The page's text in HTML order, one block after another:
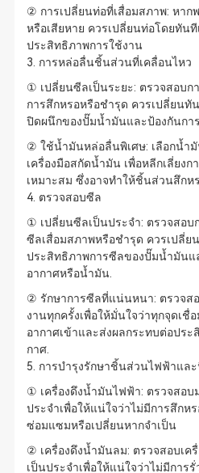
② การเปลี่ยนท่อที่เสื่อมสภาพ: หา
หรือเสียหาย ควรเปลี่ยนท่อโดยทัน
ประสิทธิภาพการใช้งาน
3. การหล่อลื่นชิ้นส่วนที่เคลื่อนไหว
① เปลี่ยนซีลเป็นระยะ: ตรวจสอบก
การสึกหรอหรือชำรุด ควรเปลี่ยนทั
ปิดผนึกของปั๊มน้ำมันและป้องกันกา
② ใช้น้ำมันหล่อลื่นพิเศษ: เลือกน้ำ
เครื่องมือสกัดน้ำมัน เพื่อหลีกเลี่ยง
เหมาะสม ซึ่งอาจทำให้ชิ้นส่วนสึกห
4. ตรวจสอบซีล
① เปลี่ยนซีลเป็นประจำ: ตรวจสอบ
ซีลเสื่อมสภาพหรือชำรุด ควรเปลี่ย
ประสิทธิภาพการซีลของปั๊มน้ำมันแ
อากาศหรือน้ำมัน.
② รักษาการซีลที่แน่นหนา: ตรวจส
งานทุกครั้งเพื่อให้มั่นใจว่าทุกจุดเชื่
อากาศเข้าและส่งผลกระทบต่อปร
กาศ.
5. การบำรุงรักษาชิ้นส่วนไฟฟ้าแล
① เครื่องดึงน้ำมันไฟฟ้า: ตรวจสอบ
ประจำเพื่อให้แน่ใจว่าไม่มีการสึกห
ซ่อมแซมหรือเปลี่ยนหากจำเป็น
② เครื่องดึงน้ำมันลม: ตรวจสอบเค
เป็นประจำเพื่อให้แน่ใจว่าไม่มีกา